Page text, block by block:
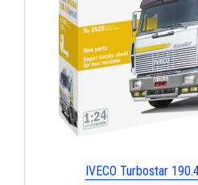
IVECO Turbostar